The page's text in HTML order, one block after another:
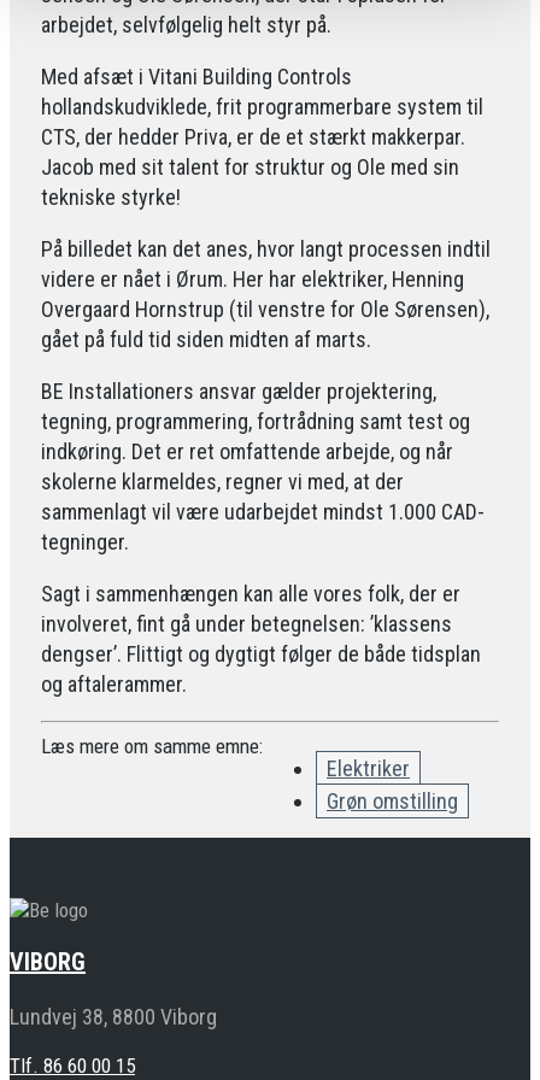
arbejdet, selvfølgelig helt styr på.
Med afsæt i Vitani Building Controls
hollandskudviklede, frit programmerbare system til
CTS, der hedder Priva, er de et stærkt makkerpar.
Jacob med sit talent for struktur og Ole med sin
tekniske styrke!
På billedet kan det anes, hvor langt processen indtil
videre er nået i Ørum. Her har elektriker, Henning
Overgaard Hornstrup (til venstre for Ole Sørensen),
gået på fuld tid siden midten af marts.
BE Installationers ansvar gælder projektering,
tegning, programmering, fortrådning samt test og
indkøring. Det er ret omfattende arbejde, og når
skolerne klarmeldes, regner vi med, at der
sammenlagt vil være udarbejdet mindst 1.000 CAD-
tegninger.
Sagt i sammenhængen kan alle vores folk, der er
involveret, fint gå under betegnelsen: ’klassens
dengser’. Flittigt og dygtigt følger de både tidsplan
og aftalerammer.
Læs mere om samme emne:
Elektriker
Grøn omstilling
VIBORG
Lundvej 38, 8800 Viborg
Tlf. 86 60 00 15